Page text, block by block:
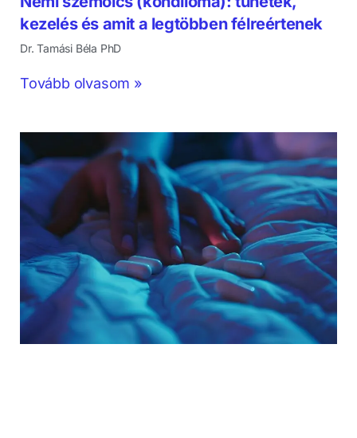
kezelés és amit a legtöbben félreértenek
Dr. Tamási Béla PhD
Tovább olvasom »